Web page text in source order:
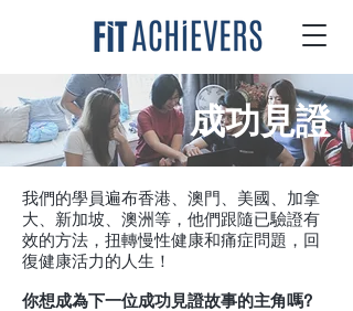
成功見證
我們的學員遍布香港、澳門、美國、加拿
大、新加坡、澳洲等，他們跟隨已驗證有
效的方法，扭轉慢性健康和痛症問題，回
復健康活力的人生！
你想成為下一位成功見證故事的主角嗎?